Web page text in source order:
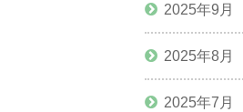
2025年9月
2025年8月
2025年7月